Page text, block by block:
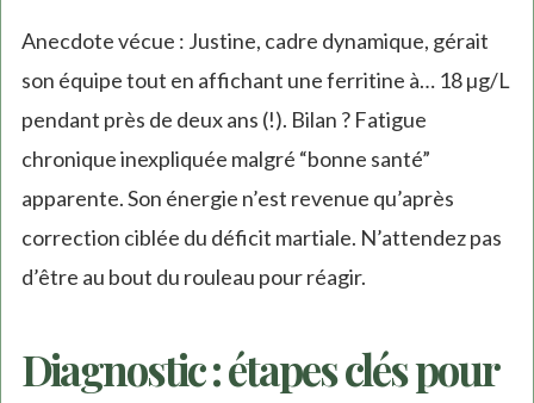
Anecdote vécue : Justine, cadre dynamique, gérait
son équipe tout en affichant une ferritine à… 18 µg/L
pendant près de deux ans (!). Bilan ? Fatigue
chronique inexpliquée malgré “bonne santé”
apparente. Son énergie n’est revenue qu’après
correction ciblée du déficit martiale. N’attendez pas
d’être au bout du rouleau pour réagir.
Diagnostic : étapes clés pour